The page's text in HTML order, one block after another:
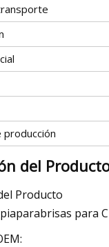
producción
del
Producto
para